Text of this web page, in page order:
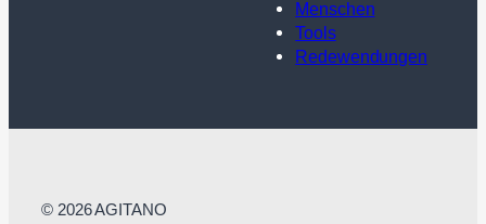
Menschen
Tools
Redewendungen
© 2026 AGITANO